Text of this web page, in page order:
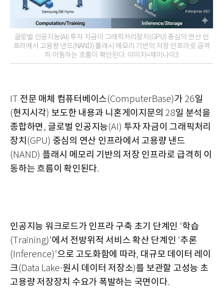
글로벌 인공지능(AI) 투자 자금이 그래픽처리장치(GPU) 중심의 연산 인
프라에서 고용량 낸드(NAND) 플래시 메모리 기반의 저장 인프라로 급격
히 이동하는 흐름이 확인된다. 이미지=제미나이3
IT 전문 매체 컴퓨터베이스(ComputerBase)가 26일
(현지시각) 보도한 내용과 니혼게이지문의 28일 분석을
종합하면, 글로벌 인공지능(AI) 투자 자금이 그래픽처리
장치 (GPU) 중심의 연산 인프라에서 고용량 낸드
(NAND) 플래시 메모리 기반의 저장 인프라로 급격히 이
동하는 흐름이 확인된다.
인공지능 워크로드가 인프라 구축 초기 단계인 '학습
(Training)'에서 전방위적 서비스 확산 단계인 '추론
(Inference)'으로 고도화함에 따라, 대규모 데이터 레이
크(Data Lake·원시 데이터 저장소)를 보관할 고성능 초
고용량 저장장치 수요가 폭발하는 국면이다.